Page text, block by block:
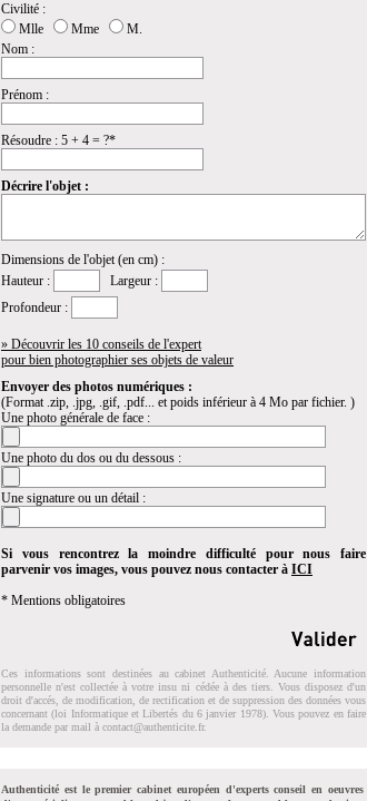
Civilité :
Mlle
Mme
M.
Nom :
Prénom :
Résoudre : 5 + 4 = ?*
Décrire l'objet :
Dimensions de l'objet (en cm) :
Hauteur :
Largeur :
Profondeur :
» Découvrir les 10 conseils de l'expert
pour bien photographier ses objets de valeur
Envoyer des photos numériques :
(Format .zip, .jpg, .gif, .pdf... et poids inférieur à 4 Mo par fichier. )
Une photo générale de face :
Une photo du dos ou du dessous :
Une signature ou un détail :
Si vous rencontrez la moindre difficulté pour nous faire
parvenir vos images, vous pouvez nous contacter à ICI
* Mentions obligatoires
Ces informations sont destinées au cabinet Authenticité. Aucune information
personnelle n'est collectée à votre insu ni cédée à des tiers. Vous disposez d'un
droit d'accés, de modification, de rectification et de suppression des données vous
concernant (loi Informatique et Libertés du 6 janvier 1978). Vous pouvez en faire
la demande par mail à contact@authenticite.fr.
Authenticité est le premier cabinet européen d'experts conseil en oeuvres